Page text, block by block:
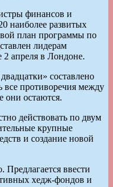
финансов и
наиболее развитых
план программы по
лидерам
2 апреля в Лондоне.
составлено
все противоречия между
они остаются.
действовать по двум
крупные
и создание новой
ввести
хедж-фондов и